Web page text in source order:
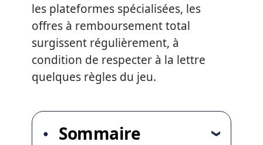
les plateformes spécialisées, les
offres à remboursement total
surgissent régulièrement, à
condition de respecter à la lettre
quelques règles du jeu.
Sommaire